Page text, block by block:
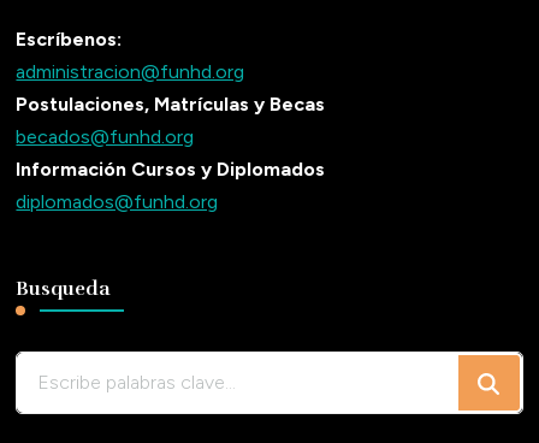
Escríbenos:
administracion@funhd.org
Postulaciones, Matrículas y Becas
becados@funhd.org
Información Cursos y Diplomados
diplomados@funhd.org
Busqueda